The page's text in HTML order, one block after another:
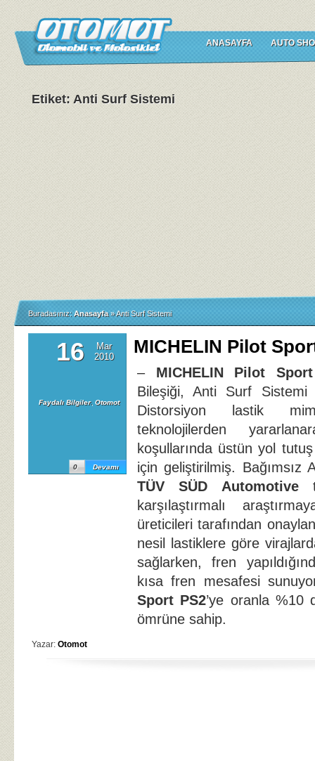
ANASAYFA AUTO
Etiket: Anti Surf Sistemi
Buradasınız: Anasayfa »Anti Surf Sistemi
16
Mar
2010
Faydalı Bilgiler, Otomot
Devamı
0
MICHELIN Pilot
– MICHELIN Pilot
Bileşiği, Anti Surf Sistemi
Distorsiyon lastik
teknolojilerden
koşullarında üstün yol
için geliştirilmiş. Bağımsız
TÜV SÜD Automotive
karşılaştırmalı
üreticileri tarafından
nesil lastiklere göre
sağlarken, fren
kısa fren mesafesi
Sport PS2’ye oranla %10
ömrüne sahip.
Yazar: Otomot